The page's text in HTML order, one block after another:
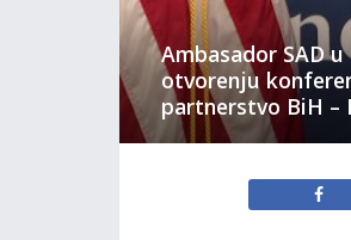
Ambasador SAD
otvorenju
partnerstvo BiH –